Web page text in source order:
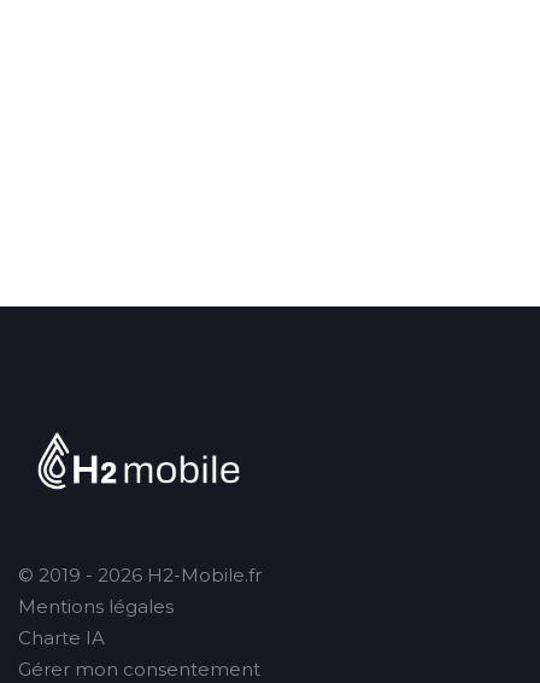
© 2019 - 2026 H2-Mobile.fr
Mentions légales
Charte IA
Gérer mon consentement